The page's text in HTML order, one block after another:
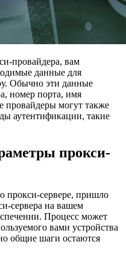
провайдера, вам
данные для
Обычно эти данные
номер порта, имя
провайдеры могут также
аутентификации, такие
прокси-
о прокси-сервере, пришло
сервера на вашем
Процесс может
вами устройства
общие шаги остаются